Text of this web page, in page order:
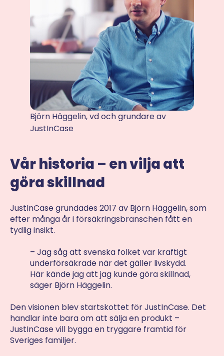
Björn Häggelin, vd och grundare av
JustInCase
Vår historia – en vilja att
göra skillnad
JustInCase grundades 2017 av Björn Häggelin, som
efter många år i försäkringsbranschen fått en
tydlig insikt.
– Jag såg att svenska folket var kraftigt
underförsäkrade när det gäller livskydd.
Här kände jag att jag kunde göra skillnad,
säger Björn Häggelin.
Den visionen blev startskottet för JustInCase. Det
handlar inte bara om att sälja en produkt –
JustInCase vill bygga en tryggare framtid för
Sveriges familjer.